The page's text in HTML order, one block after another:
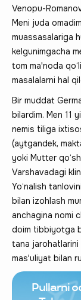
Venopu-
Meni juda
muassasalariga
kelgunimgacha
tom ma'noda
masalalarni hal
Bir muddat
bilardim. Men 11
nemis tiliga
(aytgandek,
yoki Mutter
Varshavadagi
Yo‘nalish
bilan izohlash
anchagina nomi
doim tibbiyotga
tana jarohatlarini
mas'uliyat bilan
Pullarni